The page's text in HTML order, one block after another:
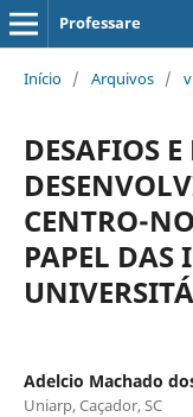
Professare
Início / Arquivos /
DESAFIOS E
CENTRO-
PAPEL DAS
Adelcio Machado
Uniarp, Caçador, SC